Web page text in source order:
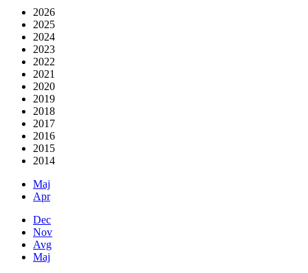
2026
2025
2024
2023
2022
2021
2020
2019
2018
2017
2016
2015
2014
Maj
Apr
Dec
Nov
Avg
Maj